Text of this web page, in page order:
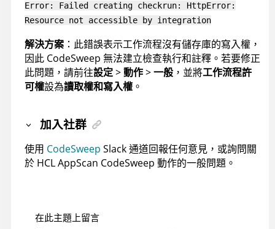
Error: Failed creating checkrun: HttpError:
Resource not accessible by integration
解決方案 ：此錯誤表示工作流程沒有儲存庫的寫入權，
因此 CodeSweep 無法建立檢查執行和註釋。若要修正
此問題，請前往設定>動作>一般 ，並將工作流程許
可權設為讀取權和寫入權 。
加入社群
使用 CodeSweep Slack 通道回報任何意見，或詢問關
於 HCL AppScan CodeSweep 動作的一般問題。
在此主題上留言